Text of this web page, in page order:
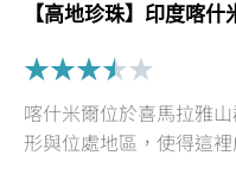
【高地珍珠】印度喀
★★★★★
3.5
out
of
喀什米爾位於喜馬拉雅
形與位處地區，使得這